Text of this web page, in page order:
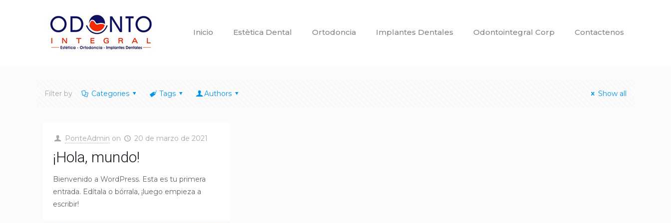
Inicio Estètica Dental Ortodoncia Implantes Dentales Odontointegral Corp Contactenos
Filter by Categories Tags Authors Show all
PonteAdmin on 20 de marzo de 2021
¡Hola, mundo!
Bienvenido a WordPress. Esta es tu primera
entrada. Edítala o bórrala, ¡luego empieza a
escribir!